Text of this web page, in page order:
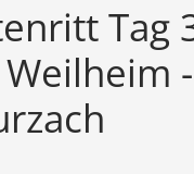
Tag